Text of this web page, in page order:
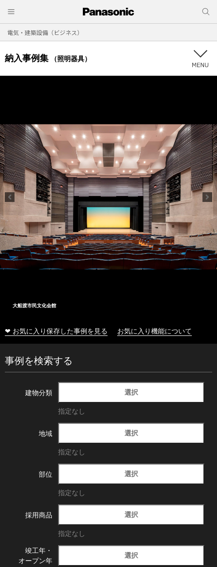
電気・建築設備（ビジネス）
納入事例集 （照明器具）
大船渡市民文化会館
❤ お気に入り保存した事例を見る お気に入り機能について
事例を検索する
建物分類 選択
指定なし
地域 選択
指定なし
部位 選択
指定なし
採用商品 選択
指定なし
竣工年・
オープン年
選択